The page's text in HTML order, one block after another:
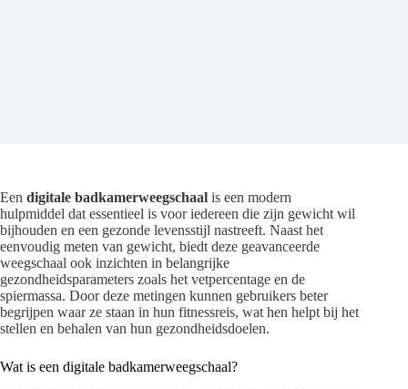
Een digitale badkamerweegschaal is een modern
hulpmiddel dat essentieel is voor iedereen die zijn gewicht wil
bijhouden en een gezonde levensstijl nastreeft. Naast het
eenvoudig meten van gewicht, biedt deze geavanceerde
weegschaal ook inzichten in belangrijke
gezondheidsparameters zoals het vetpercentage en de
spiermassa. Door deze metingen kunnen gebruikers beter
begrijpen waar ze staan in hun fitnessreis, wat hen helpt bij het
stellen en behalen van hun gezondheidsdoelen.
Wat is een digitale badkamerweegschaal?